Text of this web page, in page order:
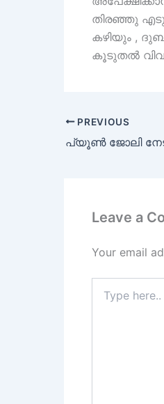
തിരഞ്ഞു
കഴിയും ,
കൂടുതൽ
PREVIOUS
Leave a
Your email
here..